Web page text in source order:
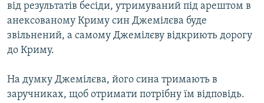
від результатів бесіди, утримуваний під арештом в
анексованому Криму син Джемілєва буде
звільнений, а самому Джемілєву відкриють дорогу
до Криму.
На думку Джемілєва, його сина тримають в
заручниках, щоб отримати потрібну їм відповідь.